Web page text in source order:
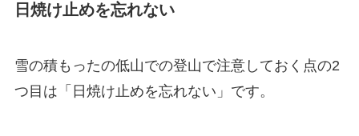
日焼け止めを忘れない
雪の積もったの低山での登山で注意しておく点の2
つ目は「 日焼け止めを忘れない 」です。